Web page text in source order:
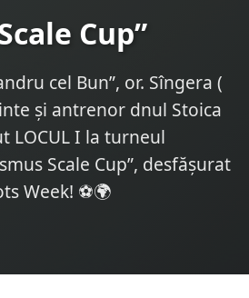
Cup”
cel Bun”, or. Sîngera (
și antrenor dnul Stoica
LOCUL I la turneul
Scale Cup”, desfășurat
Week! ⚽🌍